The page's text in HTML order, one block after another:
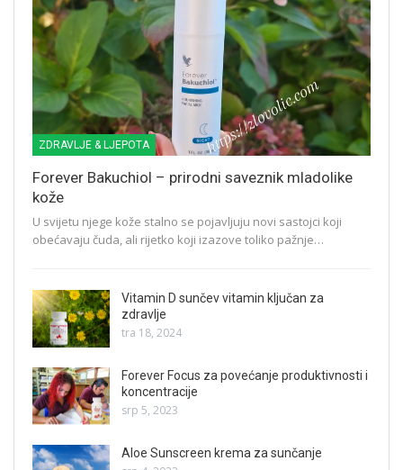
ZDRAVLJE & LJEPOTA
Forever Bakuchiol – prirodni saveznik mladolike
kože
U svijetu njege kože stalno se pojavljuju novi sastojci koji
obećavaju čuda, ali rijetko koji izazove toliko pažnje…
Vitamin D sunčev vitamin ključan za
zdravlje
tra 18, 2024
Forever Focus za povećanje produktivnosti i
koncentracije
srp 5, 2023
Aloe Sunscreen krema za sunčanje